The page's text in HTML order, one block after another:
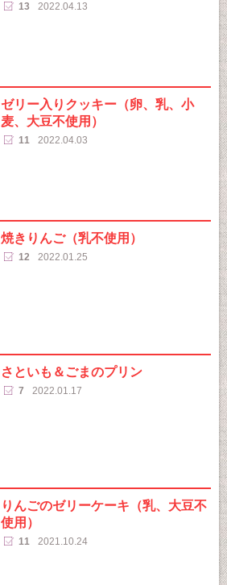
13 2022.04.13
ゼリー入りクッキー（卵、乳、小
麦、大豆不使用）
11 2022.04.03
焼きりんご（乳不使用）
12 2022.01.25
さといも＆ごまのプリン
7 2022.01.17
りんごのゼリーケーキ（乳、大豆不
使用）
11 2021.10.24